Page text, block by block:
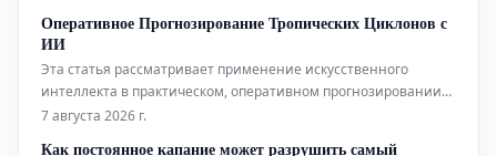
Помимо этого, новый датчик открывает интригующие
перспективы для применения в таких
Оперативное Прогнозирование Тропических Циклонов с
ИИ
Эта статья рассматривает применение искусственного
интеллекта в практическом, оперативном прогнозировании
тропических циклонов. Технологии ИИ используются для
7 августа 2026 г.
Как постоянное капание может разрушить самый